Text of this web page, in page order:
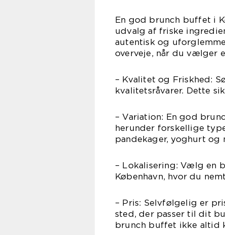
En god brunch buffet i
udvalg af friske
autentisk og
overveje, når du vælger
– Kvalitet og Friskhed:
kvalitetsråvarer. Dette
– Variation: En god
herunder forskellige
pandekager, yoghurt og
– Lokalisering: Vælg en
København, hvor du
– Pris: Selvfølgelig er
sted, der passer til dit
brunch buffet ikke altid